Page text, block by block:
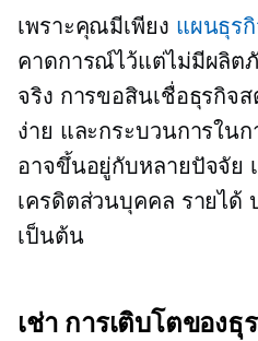
เพราะคุณมีเพียง แผนธุรกิ
คาดการณ์ไว้แต่ไม่มีผลิ
จริง การขอสินเชื่อธุรกิจ
ง่าย และกระบวนการใน
อาจขึ้นอยู่กับหลายปัจจัย
เครดิตส่วนบุคคล รายได้
เป็นต้น
เช่าการเติบโตของธุ